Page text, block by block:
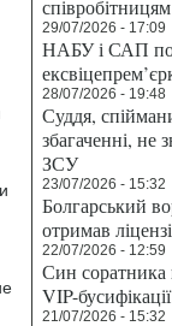
29/07/2026 - 17:09
НАБУ і САП
28/07/2026 - 19:48
Суддя,
збагаченні,
ЗСУ
23/07/2026 - 15:32
Болгарський
отримав
22/07/2026 - 12:59
Син соратника
VIP-
21/07/2026 - 15:32